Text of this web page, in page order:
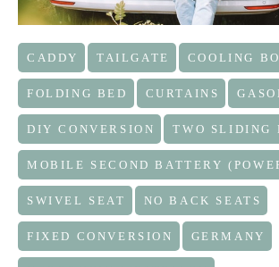
CADDY TAILGATE COOLING
FOLDING BED CURTAINS
DIY CONVERSION TWO SLIDING
MOBILE SECOND BATTERY
SWIVEL SEAT NO BACK SEATS
FIXED CONVERSION GERMANY